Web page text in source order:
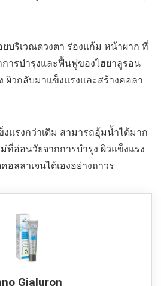
บริเวณดวงตา ร่องแก้ม หน้าผาก ที่
ารบำรุงและฟื้นฟูของไฮยาลูรอน
ผิวกลับมาแข็งแรงและสร้างคอลา
แรงกว่าเดิม สามารถอุ้มน้ำได้มาก
ที่อ่อนวัยจากการบำรุง ผิวแข็งแรง
ลลาเจนได้เองอย่างถาวร
Gialuron